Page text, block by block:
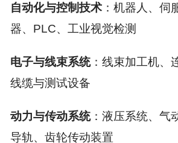
自动化与控制技术：机器人、伺
器、PLC、工业视觉检测
电子与线束系统：线束加工机、
线缆与测试设备
动力与传动系统：液压系统、气
导轨、齿轮传动装置